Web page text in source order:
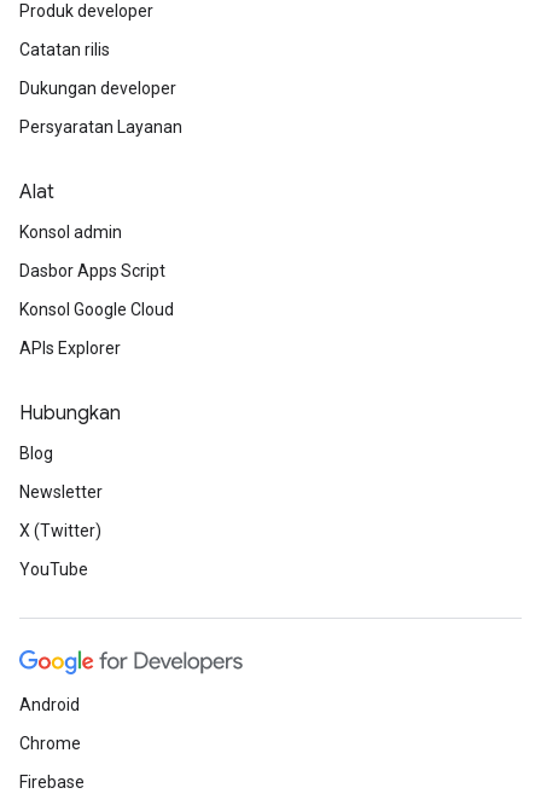
Produk developer
Catatan rilis
Dukungan developer
Persyaratan Layanan
Alat
Konsol admin
Dasbor Apps Script
Konsol Google Cloud
APIs Explorer
Hubungkan
Blog
Newsletter
X (Twitter)
YouTube
Android
Chrome
Firebase